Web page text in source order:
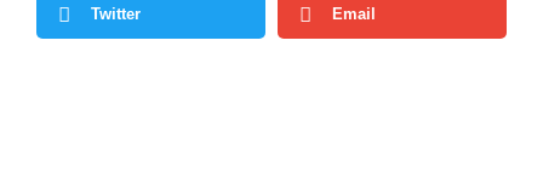
Twitter Email